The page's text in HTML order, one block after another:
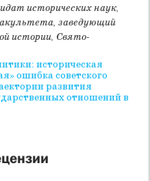
исторических наук,
заведующий
истории, Свято-
историческая
ошибка советского
развития
отношений в